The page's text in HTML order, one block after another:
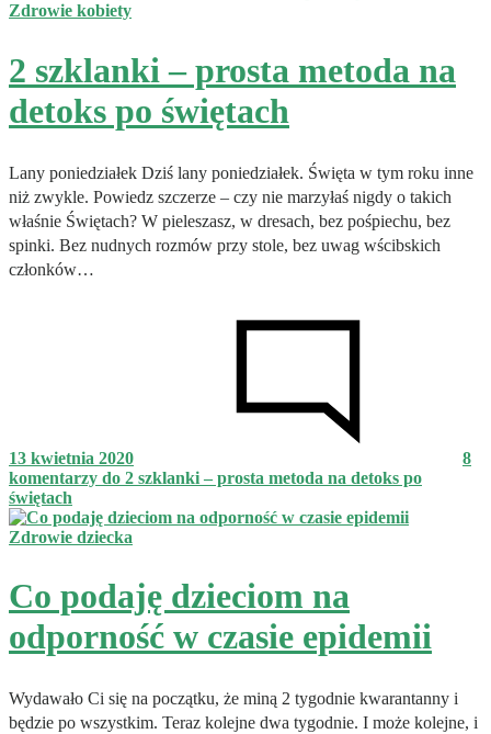
Zdrowie kobiety
2 szklanki – prosta metoda na
detoks po świętach
Lany poniedziałek Dziś lany poniedziałek. Święta w tym roku inne
niż zwykle. Powiedz szczerze – czy nie marzyłaś nigdy o takich
właśnie Świętach? W pieleszasz, w dresach, bez pośpiechu, bez
spinki. Bez nudnych rozmów przy stole, bez uwag wścibskich
członków…
13 kwietnia 2020
8
komentarzy do 2 szklanki – prosta metoda na detoks po
świętach
Zdrowie dziecka
Co podaję dzieciom na
odporność w czasie epidemii
Wydawało Ci się na początku, że miną 2 tygodnie kwarantanny i
będzie po wszystkim. Teraz kolejne dwa tygodnie. I może kolejne, i